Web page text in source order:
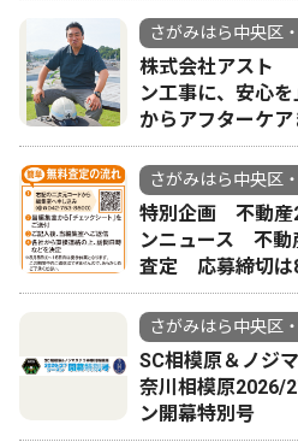
さがみはら中央区
株式会社アスト
ン工事に、安心
からアフターケア
さがみはら中央区
特別企画 不動産
ンニュース 不動
査定 応募締切は
さがみはら中央区
SC相模原＆ノジ
奈川相模原2026/
ン開幕特別号